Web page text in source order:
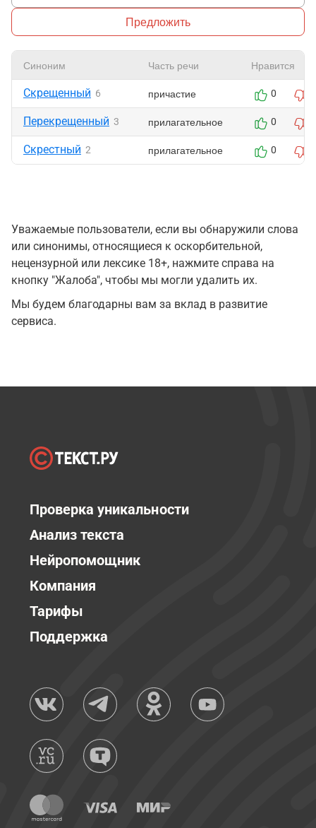
Предложить
Синоним Часть речи Нравится
Скрещенный 6 причастие 0
Перекрещенный 3 прилагательное 0
Скрестный 2 прилагательное 0
Уважаемые пользователи, если вы обнаружили слова
или синонимы, относящиеся к оскорбительной,
нецензурной или лексике 18+, нажмите справа на
кнопку "Жалоба", чтобы мы могли удалить их.
Мы будем благодарны вам за вклад в развитие
сервиса.
Проверка уникальности
Анализ текста
Нейропомощник
Компания
Тарифы
Поддержка